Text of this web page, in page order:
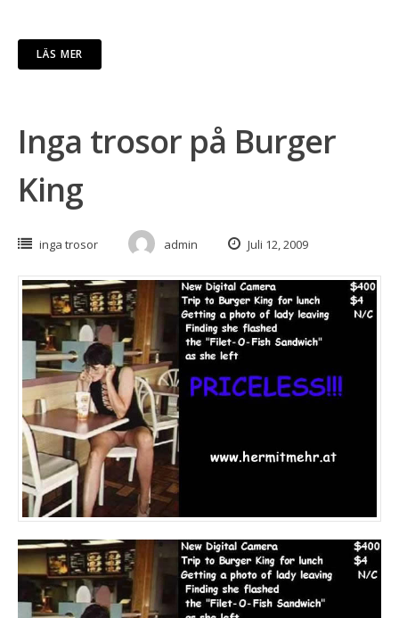
LÄS MER
Inga trosor på Burger
King
inga trosor admin Juli 12, 2009